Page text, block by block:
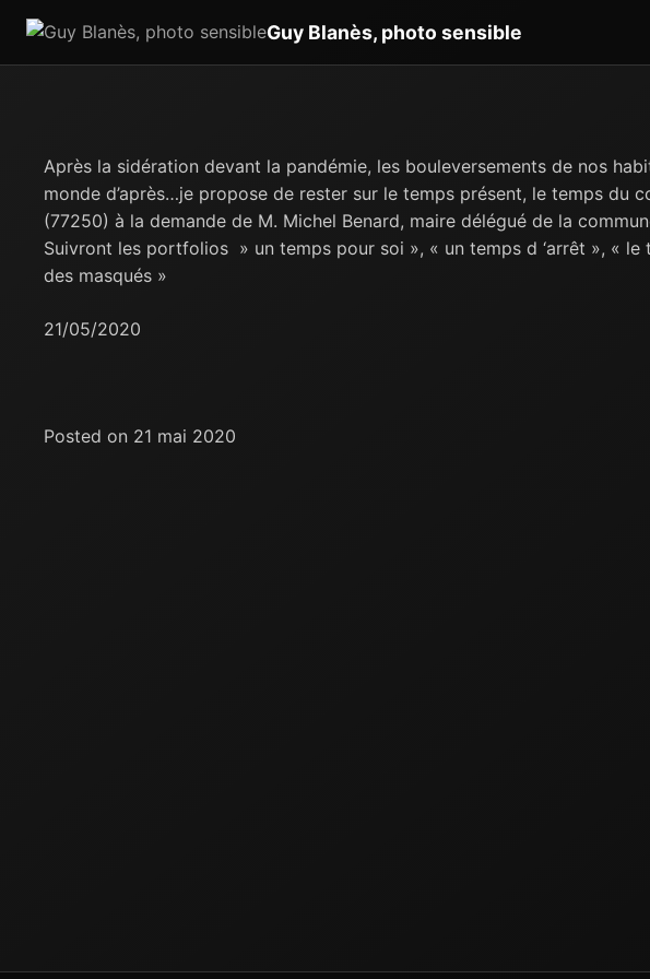
Guy Blanès, photo sensible
Après la sidération devant la pandémie, les bouleversements de nos
monde d’après…je propose de rester sur le temps présent, le temps du
(77250) à la demande de M. Michel Benard, maire délégué de la
Suivront les portfolios » un temps pour soi », « un temps d ‘arrêt », «
des masqués »
21/05/2020
Posted on 21 mai 2020